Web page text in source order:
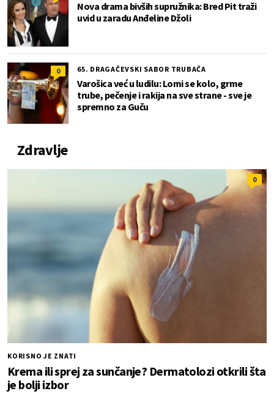
Nova drama bivših supružnika: Bred Pit traži
uvid u zaradu Anđeline Džoli
0 65. DRAGAČEVSKI SABOR TRUBAČA
Varošica već u ludilu: Lomi se kolo, grme
trube, pečenje i rakija na sve strane - sve je
spremno za Guču
Zdravlje
0
KORISNO JE ZNATI
Krema ili sprej za sunčanje? Dermatolozi otkrili šta
je bolji izbor